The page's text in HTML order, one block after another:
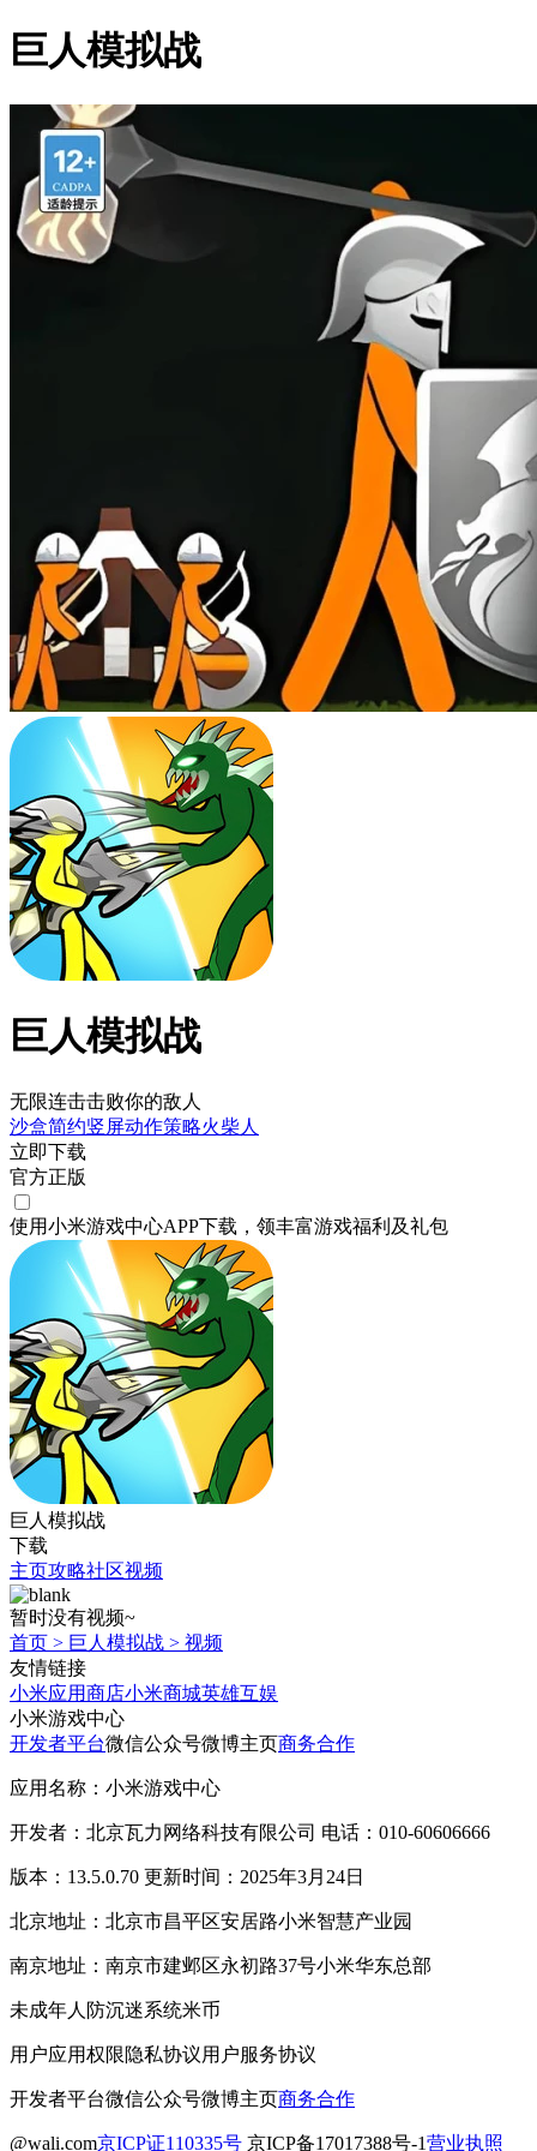
巨人模拟战
巨人模拟战
无限连击击败你的敌人
沙盒简约竖屏动作策略火柴人
立即下载
官方正版
使用小米游戏中心APP下载 ，领丰富游戏福利 及礼包
巨人模拟战
下载
主页攻略社区视频
暂时没有视频~
首页 > 巨人模拟战 > 视频
友情链接
小米应用商店小米商城英雄互娱
小米游戏中心
开发者平台微信公众号微博主页商务合作
应用名称：小米游戏中心
开发者：北京瓦力网络科技有限公司 电话：010-60606666
版本：13.5.0.70 更新时间：2025年3月24日
北京地址：北京市昌平区安居路小米智慧产业园
南京地址：南京市建邺区永初路37号小米华东总部
未成年人防沉迷系统米币
用户应用权限隐私协议用户服务协议
开发者平台微信公众号微博主页商务合作
@wali.com京ICP证110335号 京ICP备17017388号-1营业执照